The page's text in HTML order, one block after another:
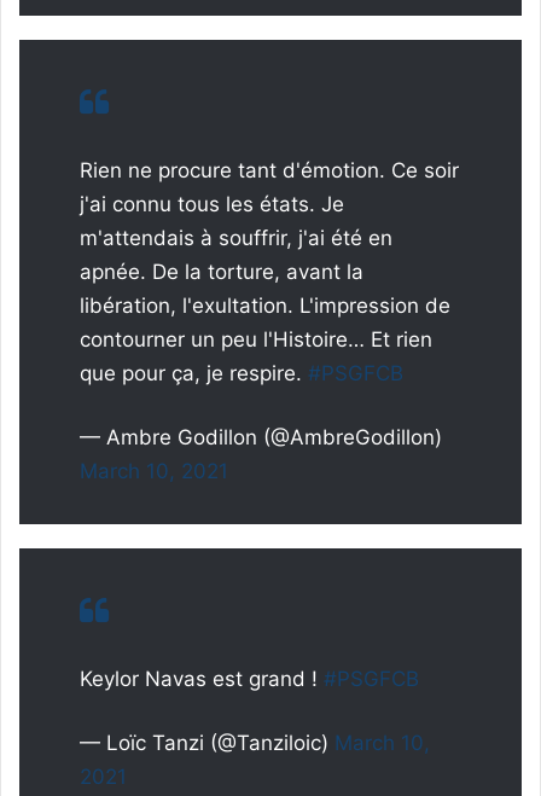
Rien ne procure tant d'émotion. Ce soir
j'ai connu tous les états. Je
m'attendais à souffrir, j'ai été en
apnée. De la torture, avant la
libération, l'exultation. L'impression de
contourner un peu l'Histoire… Et rien
que pour ça, je respire. #PSGFCB
— Ambre Godillon (@AmbreGodillon)
March 10, 2021
Keylor Navas est grand ! #PSGFCB
— Loïc Tanzi (@Tanziloic) March 10,
2021